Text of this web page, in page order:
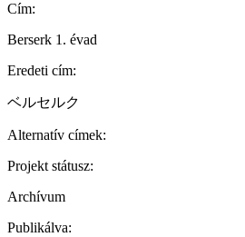
Cím:
Berserk 1. évad
Eredeti cím:
ベルセルク
Alternatív címek:
Projekt státusz:
Archívum
Publikálva: